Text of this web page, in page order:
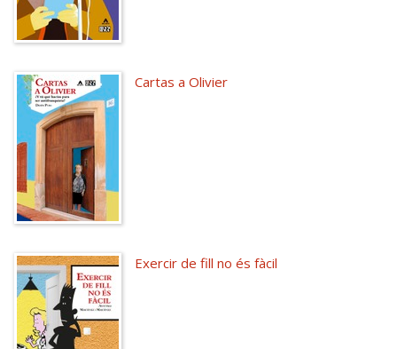
Cartas a Olivier
Exercir de fill no és fàcil